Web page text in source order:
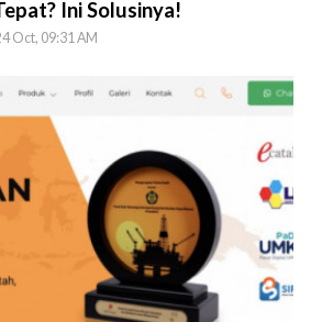
Ini Solusinya!
Oct, 09:31 AM